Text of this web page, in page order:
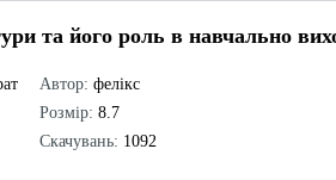
та його роль в навчально
Автор: фелікс
Розмір: 8.7
Скачувань: 1092